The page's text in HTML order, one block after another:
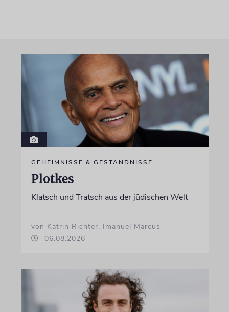
GEHEIMNISSE & GESTÄNDNISSE
Plotkes
Klatsch und Tratsch aus der jüdischen Welt
von Katrin Richter, Imanuel Marcus
06.08.2026